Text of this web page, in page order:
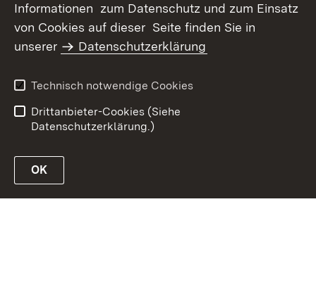
Informationen zum Datenschutz und zum Einsatz
von Cookies auf dieser Seite finden Sie in
unserer
Datenschutzerklärung
Technisch notwendige Cookies
Drittanbieter-Cookies (Siehe
Datenschutzerklärung.)
OK